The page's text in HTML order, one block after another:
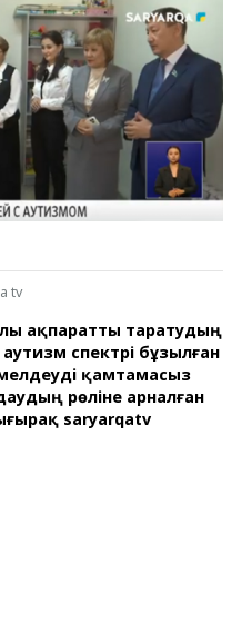
tv
ақпаратты таратудың
спектрі бұзылған
қамтамасыз
рөліне арналған
saryarqatv